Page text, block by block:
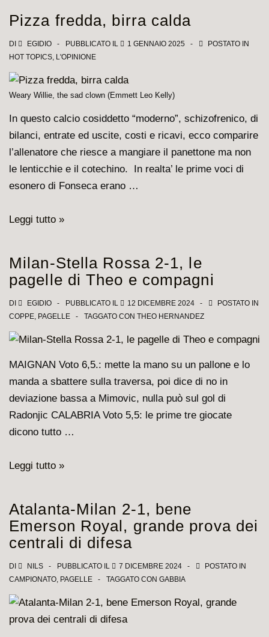
l’Inter
1,
buona
la
prima
di
Pizza fredda, birra calda
DI EGIDIO PUBBLICATO IL 1 GENNAIO 2025
POSTATO IN
HOT TOPICS, L'OPINIONE
Weary Willie, the sad clown (Emmett Leo Kelly)
In questo calcio cosiddetto “moderno”, schizofrenico, di
bilanci, entrate ed uscite, costi e ricavi, ecco comparire
l’allenatore che riesce a mangiare il panettone ma non
le lenticchie e il cotechino. In realta’ le prime voci di
esonero di Fonseca erano …
Pizza
calda
Leggi tutto »
Milan-Stella Rossa 2-1, le
pagelle di Theo e compagni
DI EGIDIO PUBBLICATO IL 12 DICEMBRE 2024
POSTATO IN
COPPE, PAGELLE TAGGATO CON THEO HERNANDEZ
MAIGNAN Voto 6,5.: mette la mano su un pallone e lo
manda a sbattere sulla traversa, poi dice di no in
deviazione bassa a Mimovic, nulla può sul gol di
Radonjic CALABRIA Voto 5,5: le prime tre giocate
dicono tutto …
Milan-
2-
1,
le
pagelle
di
Theo
e
Leggi tutto »
Atalanta-Milan 2-1, bene
Emerson Royal, grande prova dei
centrali di difesa
DI NILS PUBBLICATO IL 7 DICEMBRE 2024
POSTATO IN
CAMPIONATO, PAGELLE TAGGATO CON GABBIA